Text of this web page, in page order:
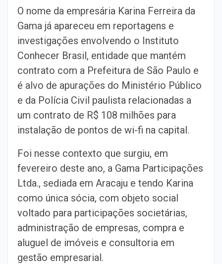
O nome da empresária Karina Ferreira da
Gama já apareceu em reportagens e
investigações envolvendo o Instituto
Conhecer Brasil, entidade que mantém
contrato com a Prefeitura de São Paulo e
é alvo de apurações do Ministério Público
e da Polícia Civil paulista relacionadas a
um contrato de R$ 108 milhões para
instalação de pontos de wi-fi na capital.
Foi nesse contexto que surgiu, em
fevereiro deste ano, a Gama Participações
Ltda., sediada em Aracaju e tendo Karina
como única sócia, com objeto social
voltado para participações societárias,
administração de empresas, compra e
aluguel de imóveis e consultoria em
gestão empresarial.